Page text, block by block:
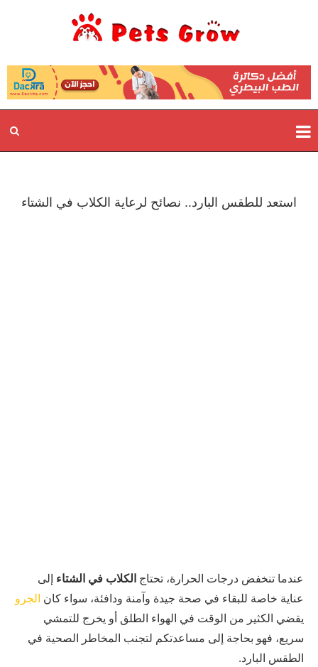
استعد للطقس البارد.. نصائح لرعاية الكلاب في الشتاء
عندما تنخفض درجات الحرارة، تحتاج الكلاب في الشتاء إلى
عناية خاصة للبقاء في صحة جيدة وآمنة ودافئة، سواء كان الجرو
يقضي الكثير من الوقت في الهواء الطلق أو يخرج للتمشي
سريع، فهو بحاجة إلى مساعدتكم لتجنب المخاطر الصحية في
الطقس البارد.